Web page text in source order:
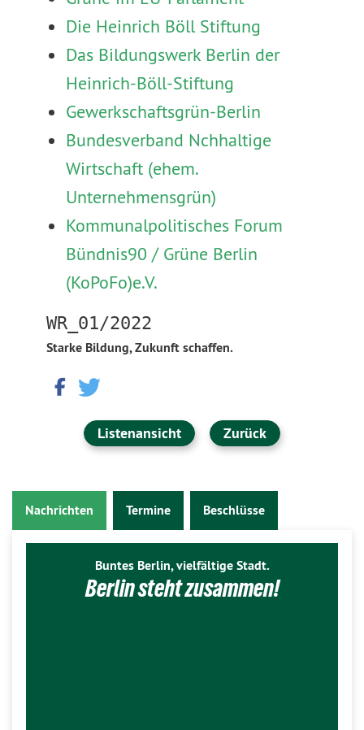
Die Heinrich Böll Stiftung
Das Bildungswerk Berlin der
Heinrich-Böll-Stiftung
Gewerkschaftsgrün-Berlin
Bundesverband Nchhaltige
Wirtschaft (ehem.
Unternehmensgrün)
Kommunalpolitisches Forum
Bündnis90 / Grüne Berlin
(KoPoFo)e.V.
WR_01/2022
Starke Bildung, Zukunft schaffen.
Listenansicht Zurück
Nachrichten Termine Beschlüsse
Buntes Berlin, vielfältige Stadt.
Berlin steht zusammen!